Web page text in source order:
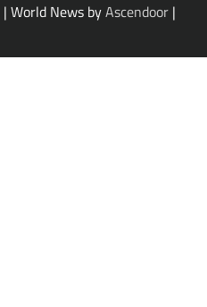
| World News byAscendoor |